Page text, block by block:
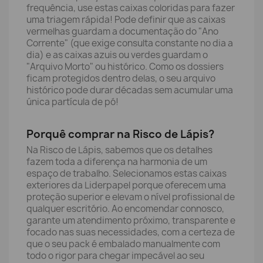
frequência, use estas caixas coloridas para fazer
uma triagem rápida! Pode definir que as caixas
vermelhas guardam a documentação do "Ano
Corrente" (que exige consulta constante no dia a
dia) e as caixas azuis ou verdes guardam o
"Arquivo Morto" ou histórico. Como os dossiers
ficam protegidos dentro delas, o seu arquivo
histórico pode durar décadas sem acumular uma
única partícula de pó!
Porquê comprar na Risco de Lápis?
Na Risco de Lápis, sabemos que os detalhes
fazem toda a diferença na harmonia de um
espaço de trabalho. Selecionamos estas caixas
exteriores da Liderpapel porque oferecem uma
proteção superior e elevam o nível profissional de
qualquer escritório. Ao encomendar connosco,
garante um atendimento próximo, transparente e
focado nas suas necessidades, com a certeza de
que o seu pack é embalado manualmente com
todo o rigor para chegar impecável ao seu